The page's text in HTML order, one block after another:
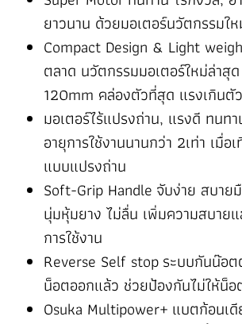
ยาวนาน ด้วยมอเตอร์นวัตกรรมใ
Compact Design & Light
ตลาด นวัตกรรมมอเตอร์ใหม่ล่าสุ
120mm คล่องตัวที่สุด แรงเกินตัว
มอเตอร์ไร้แปรงถ่าน, แรงดี ทนท
อายุการใช้งานนานกว่า 2เท่า เมื่อ
แบบแปรงถ่าน
Soft-Grip Handle จับง่าย สบาย
นุ่มหุ้มยาง ไม่ลื่น เพิ่มความสบาย
การใช้งาน
Reverse Self stop ระบบกันน๊อ
น็อตออกแล้ว ช่วยป้องกันไม่ให้น็อ
Osuka Multipower+ แบตก้อนเ